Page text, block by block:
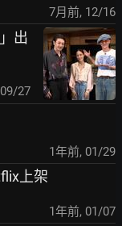
7月前, 12/16
出
09/27
1年前, 01/29
上架
1年前, 01/07